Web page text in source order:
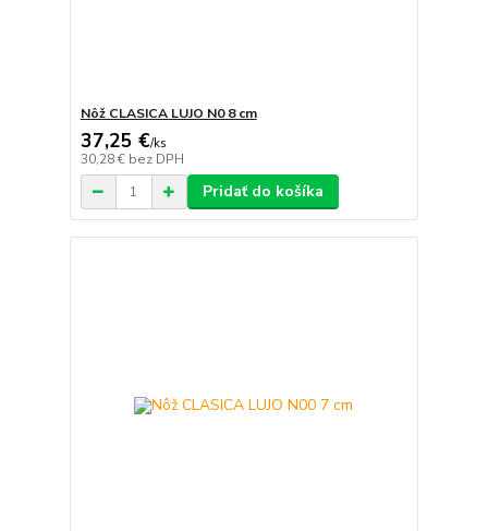
Nôž CLASICA LUJO N0 8 cm
37,25 €/ks
30,28 € bez DPH
Pridať do košíka